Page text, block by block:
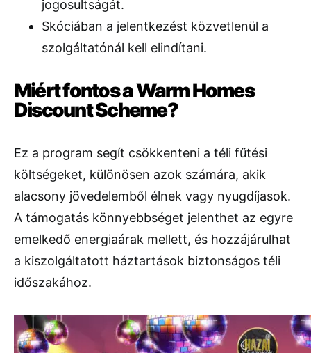
jogosultságát.
Skóciában a jelentkezést közvetlenül a
szolgáltatónál kell elindítani.
Miért fontos a Warm Homes
Discount Scheme?
Ez a program segít csökkenteni a téli fűtési
költségeket, különösen azok számára, akik
alacsony jövedelemből élnek vagy nyugdíjasok.
A támogatás könnyebbséget jelenthet az egyre
emelkedő energiaárak mellett, és hozzájárulhat
a kiszolgáltatott háztartások biztonságos téli
időszakához.